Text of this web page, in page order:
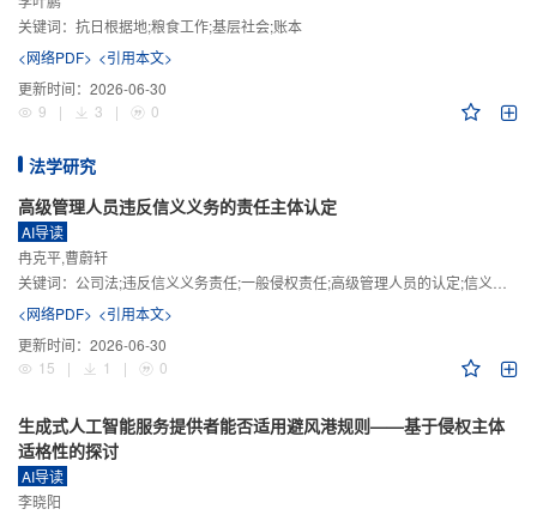
关键词： 抗日根据地;粮食工作;基层社会;账本
<网络PDF> <引用本文>
更新时间： 2026-06-30
9
| 3 | 0
法学研究
高级管理人员违反信义义务的责任主体认定
AI导读
冉克平,曹蔚轩
关键词： 公司法;违反信义义务责任;一般侵权责任;高级管理人员的认定;信义义务
<网络PDF> <引用本文>
更新时间： 2026-06-30
15
| 1 | 0
生成式人工智能服务提供者能否适用避风港规则——基于侵权主体
适格性的探讨
AI导读
李晓阳